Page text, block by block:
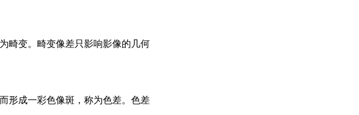
变。畸变像差只影响影像的几何
成一彩色像斑，称为色差。色差